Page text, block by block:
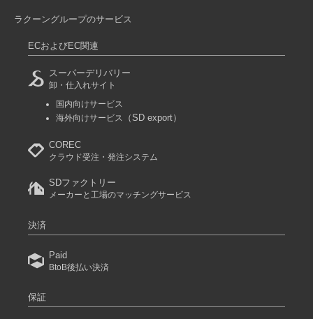
ラクーングループのサービス
ECおよびEC関連
スーパーデリバリー
卸・仕入れサイト
国内向けサービス
海外向けサービス
（SD export）
COREC
クラウド受注・発注システム
SDファクトリー
メーカーと工場のマッチングサービス
決済
Paid
BtoB後払い決済
保証